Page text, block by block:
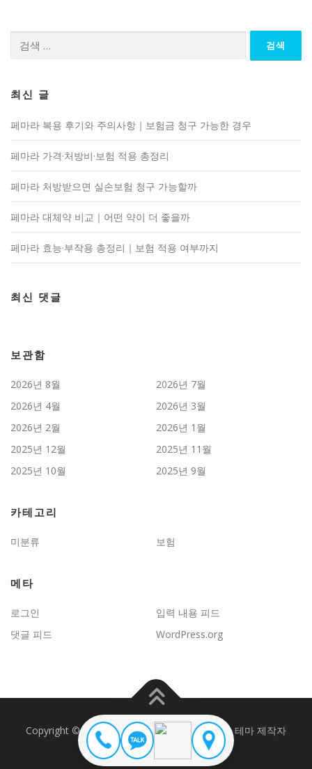
최신 글
페마라 복용 후기와 주의사항｜보험금 청구 가능한 경우
페마라 가격·처방비·보험 적용 총정리
페마라 처방받으면 실손보험 청구 가능할까
페마라 대체약 비교｜어떤 약이 더 좋을까
페마라 효능·부작용 총정리｜보험 적용 여부까지
최신 댓글
보관함
2026년 8월
2026년 7월
2026년 4월
2026년 3월
2026년 2월
2026년 1월
2025년 12월
2025년 11월
2025년 10월
2025년 9월
카테고리
미분류 보험
메타
로그인
입력 내용 피드
댓글 피드
WordPress.org
Copyright © 2026 JD보험문제연구 OnePress테마 제작자
FameThemes